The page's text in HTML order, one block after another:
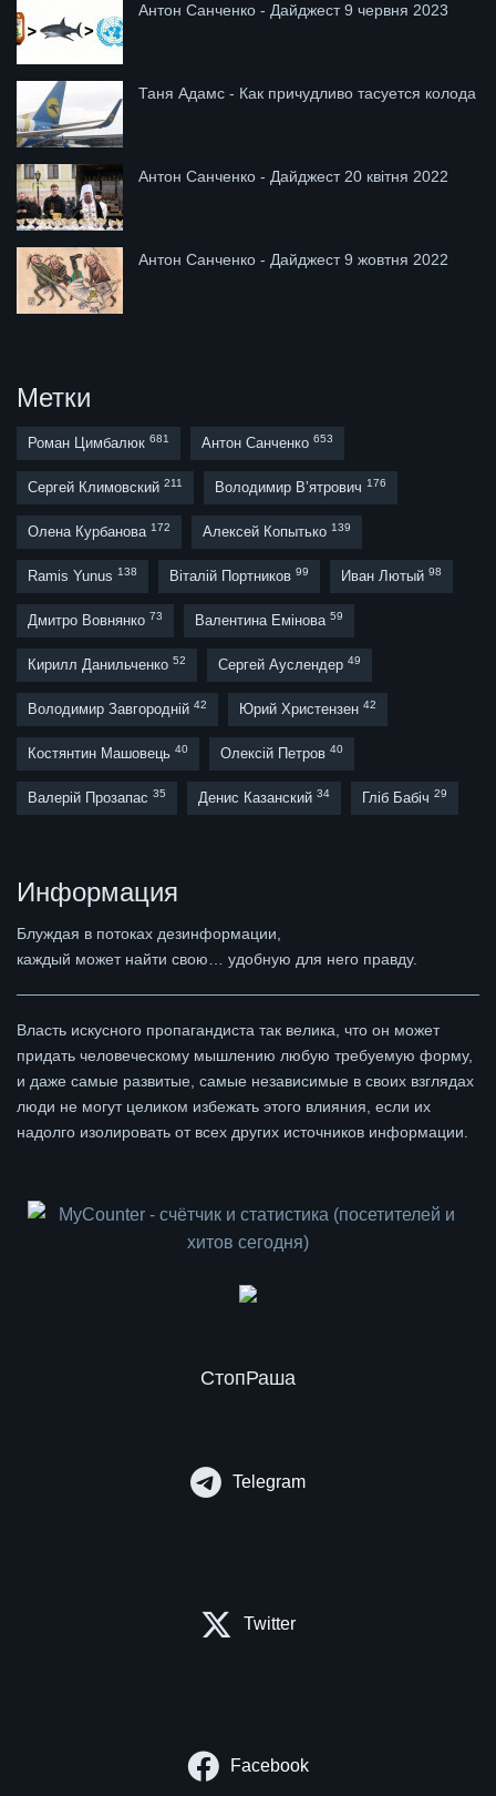
Антон Санченко - Дайджест 9 червня 2023
Таня Адамс - Как причудливо тасуется колода
Антон Санченко - Дайджест 20 квітня 2022
Антон Санченко - Дайджест 9 жовтня 2022
Метки
Роман Цимбалюк 681 Антон Санченко 653
Сергей Климовский 211 Володимир В’ятрович 176
Олена Курбанова 172 Алексей Копытько 139
Ramis Yunus 138 Віталій Портников 99 Иван Лютый 98
Дмитро Вовнянко 73 Валентина Емінова 59
Кирилл Данильченко 52 Сергей Ауслендер 49
Володимир Завгородній 42 Юрий Христензен 42
Костянтин Машовець 40 Олексій Петров 40
Валерій Прозапас 35 Денис Казанский 34 Гліб Бабіч 29
Информация
Блуждая в потоках дезинформации,
каждый может найти свою… удобную для него правду.
Власть искусного пропагандиста так велика, что он может
придать человеческому мышлению любую требуемую форму,
и даже самые развитые, самые независимые в своих взглядах
люди не могут целиком избежать этого влияния, если их
надолго изолировать от всех других источников информации.
СтопРаша
Telegram
Twitter
Facebook